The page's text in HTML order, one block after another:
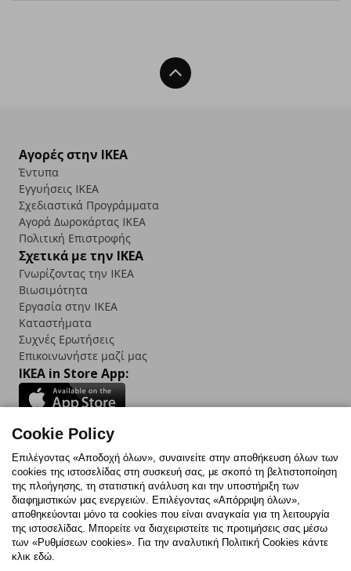
Back To Top
Αγορές στην IKEA
Έντυπα
Εγγυήσεις IKEA
Σχεδιαστικά Προγράμματα
Αγορά Δωρoκάρτας IKEA
Πολιτική Επιστροφής
Σχετικά με την IKEA
Γνωρίζοντας την IKEA
Βιωσιμότητα
Εργασία στην IKEA
Καταστήματα
Συχνές Ερωτήσεις
Επικοινωνήστε μαζί μας
IKEA in Store App:
Follow us:
FacebookInstagram
TikTokYoutubePinterestTwitter
Cookie Policy
Επιλέγοντας «Αποδοχή όλων», συναινείτε στην αποθήκευση όλων των
cookies της ιστοσελίδας στη συσκευή σας, με σκοπό τη βελτιστοποίηση
της πλοήγησης, τη στατιστική ανάλυση και την υποστήριξη των
διαφημιστικών μας ενεργειών. Επιλέγοντας «Απόρριψη όλων»,
αποθηκεύονται μόνο τα cookies που είναι αναγκαία για τη λειτουργία
της ιστοσελίδας. Μπορείτε να διαχειριστείτε τις προτιμήσεις σας μέσω
των «Ρυθμίσεων cookies». Για την αναλυτική Πολιτική Cookies κάντε
κλικ εδώ.